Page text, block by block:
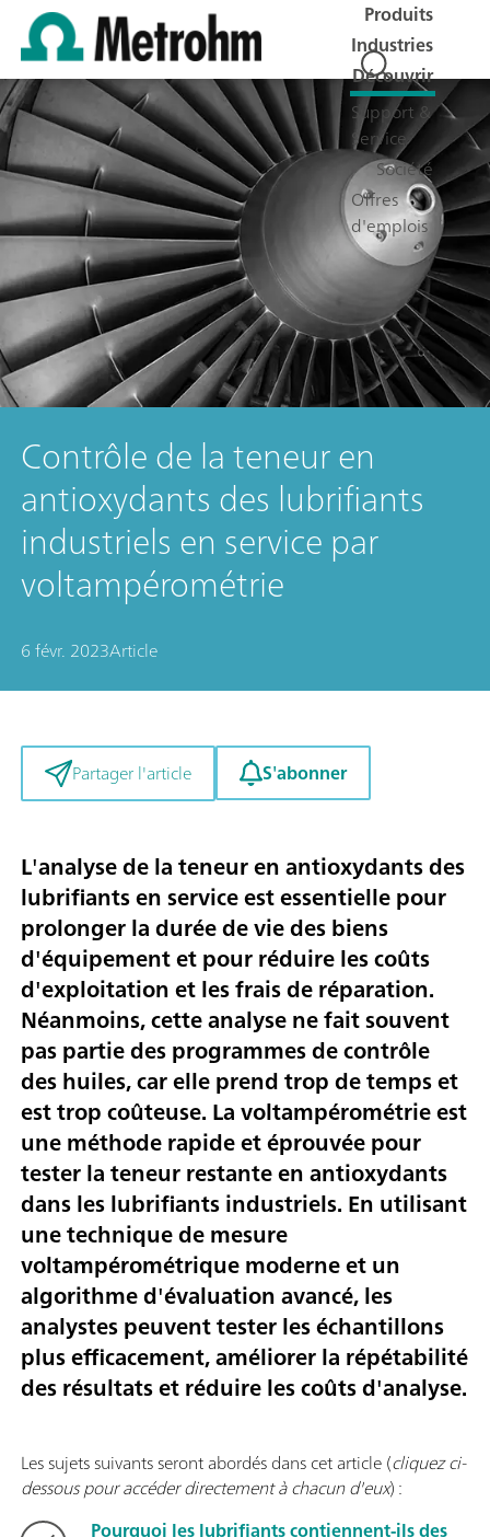
Produits
Industries
Découvrir
Support &
Service
Société
Offres
d'emplois
Contrôle de la teneur en
antioxydants des lubrifiants
industriels en service par
voltampérométrie
6 févr. 2023Article
Partager l'article S'abonner
L'analyse de la teneur en antioxydants des
lubrifiants en service est essentielle pour
prolonger la durée de vie des biens
d'équipement et pour réduire les coûts
d'exploitation et les frais de réparation.
Néanmoins, cette analyse ne fait souvent
pas partie des programmes de contrôle
des huiles, car elle prend trop de temps et
est trop coûteuse. La voltampérométrie est
une méthode rapide et éprouvée pour
tester la teneur restante en antioxydants
dans les lubrifiants industriels. En utilisant
une technique de mesure
voltampérométrique moderne et un
algorithme d'évaluation avancé, les
analystes peuvent tester les échantillons
plus efficacement, améliorer la répétabilité
des résultats et réduire les coûts d'analyse.
Les sujets suivants seront abordés dans cet article (cliquez ci-
dessous pour accéder directement à chacun d'eux) :
Pourquoi les lubrifiants contiennent-ils des